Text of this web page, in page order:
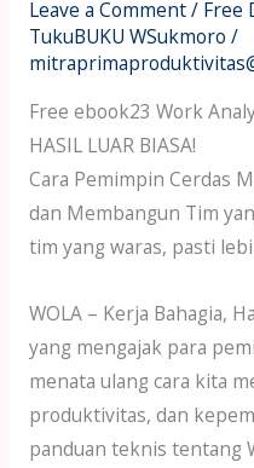
Leave a Comment/ Free
TukuBUKU WSukmoro /
Free ebook23 Work
HASIL LUAR BIASA!
Cara Pemimpin Cerdas
dan Membangun Tim
tim yang waras, pasti
WOLA – Kerja Bahagia,
yang mengajak para
menata ulang cara kita
produktivitas, dan
panduan teknis tentang